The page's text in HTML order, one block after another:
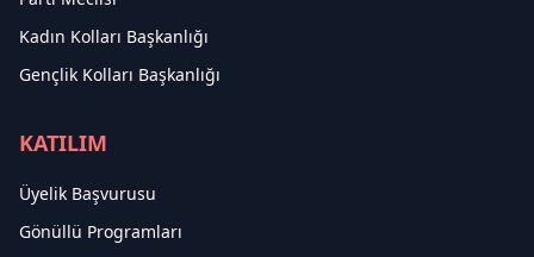
Kadın Kolları Başkanlığı
Gençlik Kolları Başkanlığı
KATILIM
Üyelik Başvurusu
Gönüllü Programları